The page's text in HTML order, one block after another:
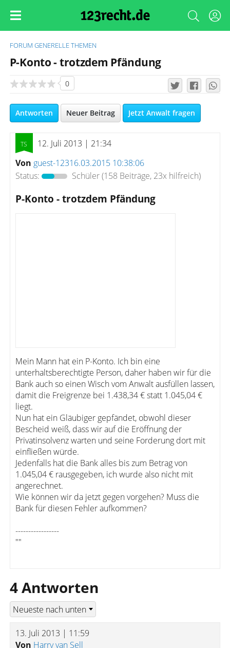
FORUM GENERELLE THEMEN
P-Konto - trotzdem Pfändung
0
Antworten Neuer Beitrag Jetzt Anwalt fragen
12. Juli 2013 | 21:34
Von guest-12316.03.2015 10:38:06
Status:
Schüler(158 Beiträge, 23x hilfreich)
P-Konto - trotzdem Pfändung
Mein Mann hat ein P-Konto. Ich bin eine
unterhaltsberechtigte Person, daher haben wir für die
Bank auch so einen Wisch vom Anwalt ausfüllen lassen,
damit die Freigrenze bei 1.438,34 € statt 1.045,04 €
liegt.
Nun hat ein Gläubiger gepfändet, obwohl dieser
Bescheid weiß, dass wir auf die Eröffnung der
Privatinsolvenz warten und seine Forderung dort mit
einfließen würde.
Jedenfalls hat die Bank alles bis zum Betrag von
1.045,04 € rausgegeben, ich wurde also nicht mit
angerechnet.
Wie können wir da jetzt gegen vorgehen? Muss die
Bank für diesen Fehler aufkommen?
-----------------
""
4 Antworten
13. Juli 2013 | 11:59
Von Harry van Sell